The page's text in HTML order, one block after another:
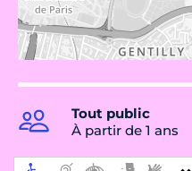
Tout public
À partir de 1 ans